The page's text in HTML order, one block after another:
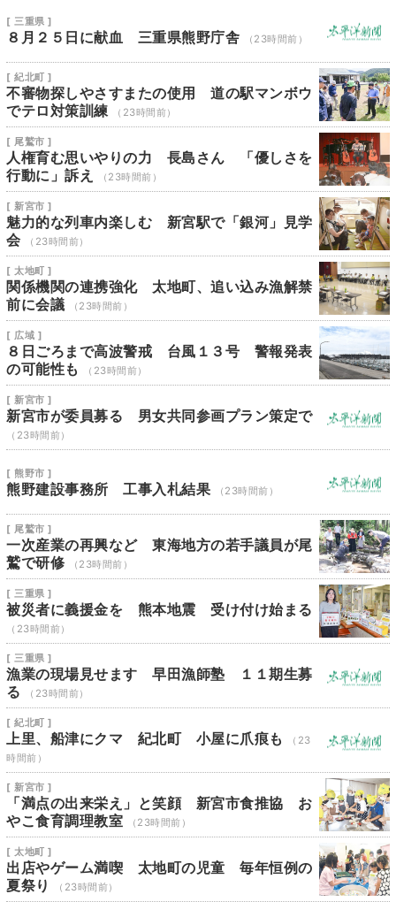
[ 三重県 ]
８月２５日に献血 三重県熊野庁舎 （23時間前）
[ 紀北町 ]
不審物探しやさすまたの使用 道の駅マンボウ
でテロ対策訓練
（23時間前）
[ 尾鷲市 ]
人権育む思いやりの力 長島さん 「優しさを
行動に」訴え
（23時間前）
[ 新宮市 ]
魅力的な列車内楽しむ 新宮駅で「銀河」見学
会
（23時間前）
[ 太地町 ]
関係機関の連携強化 太地町、追い込み漁解禁
前に会議
（23時間前）
[ 広域 ]
８日ごろまで高波警戒 台風１３号 警報発表
の可能性も
（23時間前）
[ 新宮市 ]
新宮市が委員募る 男女共同参画プラン策定で
（23時間前）
[ 熊野市 ]
熊野建設事務所 工事入札結果 （23時間前）
[ 尾鷲市 ]
一次産業の再興など 東海地方の若手議員が尾
鷲で研修
（23時間前）
[ 三重県 ]
被災者に義援金を 熊本地震 受け付け始まる
（23時間前）
[ 三重県 ]
漁業の現場見せます 早田漁師塾 １１期生募
る
（23時間前）
[ 紀北町 ]
上里、船津にクマ 紀北町 小屋に爪痕も
（23
時間前）
[ 新宮市 ]
「満点の出来栄え」と笑顔 新宮市食推協 お
やこ食育調理教室
（23時間前）
[ 太地町 ]
出店やゲーム満喫 太地町の児童 毎年恒例の
夏祭り
（23時間前）